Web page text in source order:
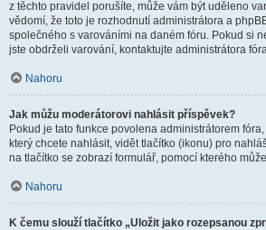
z těchto pravidel porušíte, může vám být uděleno
vědomí, že toto je rozhodnutí administrátora a
společného s varováními na daném fóru. Pokud si
jste obdrželi varování, kontaktujte administrátora
Nahoru
Jak můžu moderátorovi nahlásit příspěvek?
Pokud je tato funkce povolena administrátorem
který chcete nahlásit, vidět tlačítko (ikonu) pro
na tlačítko se zobrazí formulář, pomocí kterého
Nahoru
K čemu slouží tlačítko „Uložit jako rozepsanou